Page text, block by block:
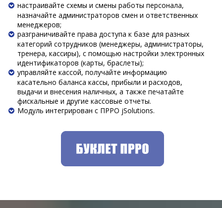
настраивайте схемы и смены работы персонала,
назначайте администраторов смен и ответственных
менеджеров;
разграничивайте права доступа к базе для разных
категорий сотрудников (менеджеры, администраторы,
тренера, кассиры), с помощью настройки электронных
идентификаторов (карты, браслеты);
управляйте кассой, получайте информацию
касательно баланса кассы, прибыли и расходов,
выдачи и внесения наличных, а также печатайте
фискальные и другие кассовые отчеты.
Модуль интегрирован с ПРРО jSolutions.